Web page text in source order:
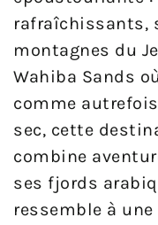
rafraîchissants,
montagnes du
Wahiba Sands
comme
sec, cette
combine
ses fjords
ressemble à